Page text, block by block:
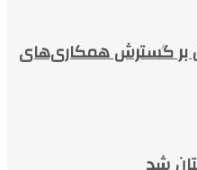
بر گسترش همکاری‌های